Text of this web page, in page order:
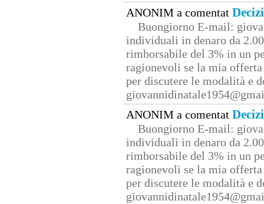
ANONIM a comentat
Buongiorno E-mail:
individuali in denaro da
rimborsabile del 3% in un
ragionevoli se la mia
per discutere le modalità e
ANONIM a comentat
Buongiorno E-mail:
individuali in denaro da
rimborsabile del 3% in un
ragionevoli se la mia
per discutere le modalità e